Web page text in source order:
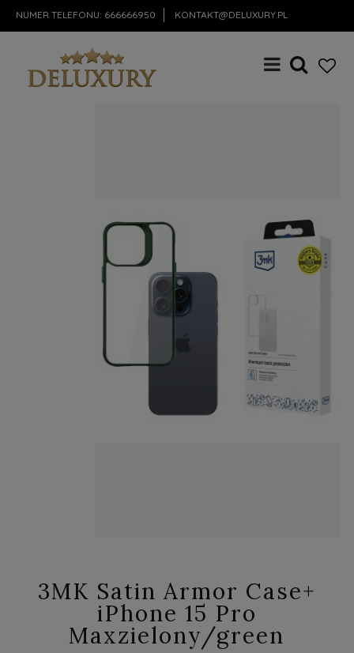
NUMER TELEFONU: 666666950 KONTAKT@DELUXURY.PL
3MK Satin Armor Case+
iPhone 15 Pro
Maxzielony/green